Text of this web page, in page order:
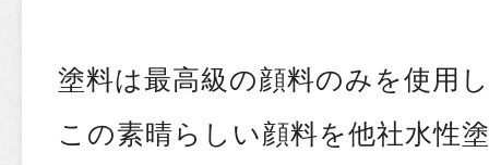
塗料は最高級の顔料のみを使用
この素晴らしい顔料を他社水性